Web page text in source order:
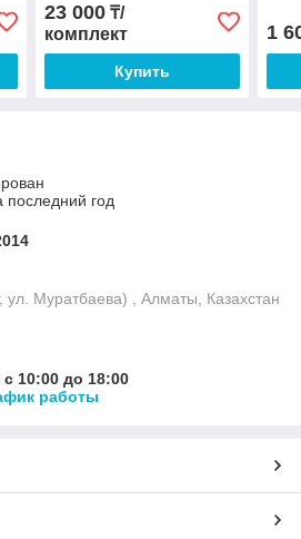
23 000₸/
комплект
Купить
1
последний год
ул. Муратбаева) , Алматы, Казахстан
10:00 до 18:00
работы